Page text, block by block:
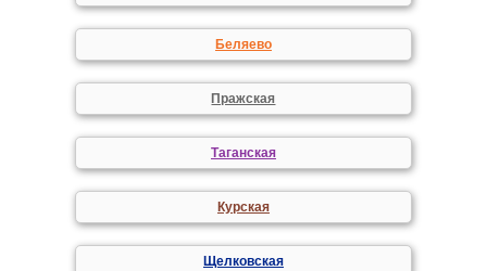
Беляево
Пражская
Таганская
Курская
Щелковская